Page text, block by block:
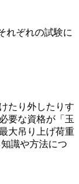
れぞれの試験に
たり外したりす
要な資格が「玉
大吊り上げ荷重
識や方法につ